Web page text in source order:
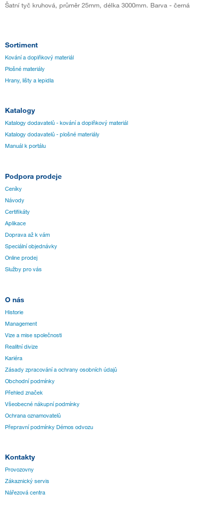
Šatní tyč kruhová, průměr 25mm, délka 3000mm. Barva - černá
Sortiment
Kování a doplňkový materiál
Plošné materiály
Hrany, lišty a lepidla
Katalogy
Katalogy dodavatelů - kování a doplňkový materiál
Katalogy dodavatelů - plošné materiály
Manuál k portálu
Podpora prodeje
Ceníky
Návody
Certifikáty
Aplikace
Doprava až k vám
Speciální objednávky
Online prodej
Služby pro vás
O nás
Historie
Management
Vize a mise společnosti
Realitní divize
Kariéra
Zásady zpracování a ochrany osobních údajů
Obchodní podmínky
Přehled značek
Všeobecné nákupní podmínky
Ochrana oznamovatelů
Přepravní podmínky Démos odvozu
Kontakty
Provozovny
Zákaznický servis
Nářezová centra